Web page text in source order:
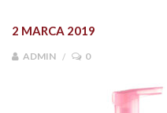
2 MARCA 2019
ADMIN 0